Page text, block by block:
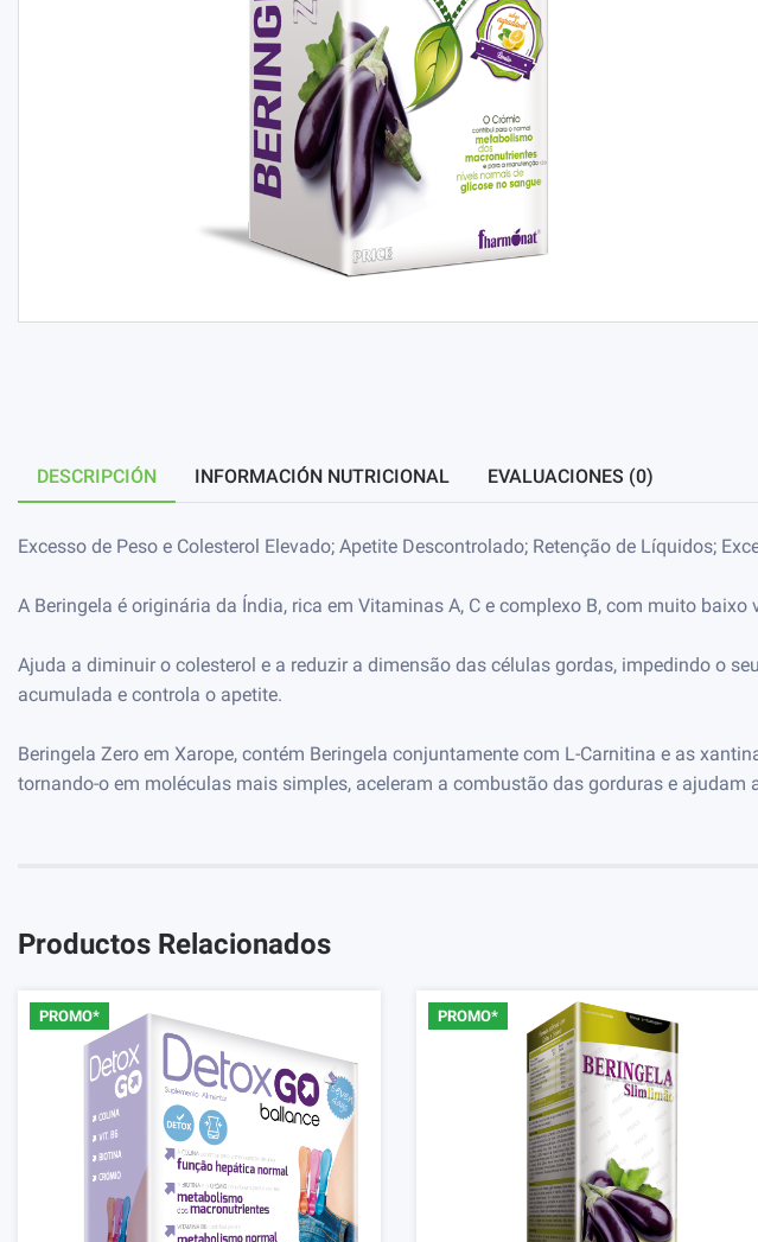
DESCRIPCIÓN INFORMACIÓN NUTRICIONAL EVALUACIONES (0)
Excesso de Peso e Colesterol Elevado; Apetite Descontrolado; Retenção de Líquidos;
A Beringela é originária da Índia, rica em Vitaminas A, C e complexo B, com muito baixo
Ajuda a diminuir o colesterol e a reduzir a dimensão das células gordas, impedindo o
acumulada e controla o apetite.
Beringela Zero em Xarope, contém Beringela conjuntamente com L-Carnitina e as
tornando-o em moléculas mais simples, aceleram a combustão das gorduras e
Productos Relacionados
PROMO* PROMO*